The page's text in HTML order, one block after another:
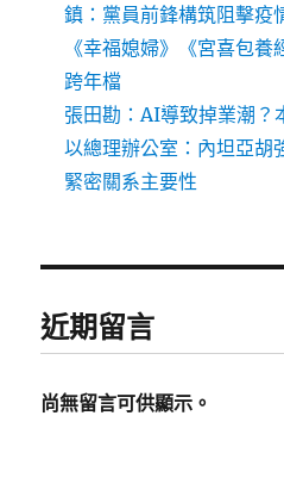
鎮：黨員前鋒構筑阻擊疫
《幸福媳婦》《宮喜包
跨年檔
張田勘：AI導致掉業潮？
以總理辦公室：內坦亞胡
緊密關系主要性
近期留言
尚無留言可供顯示。